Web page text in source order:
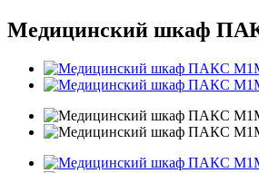
Медицинский шкаф